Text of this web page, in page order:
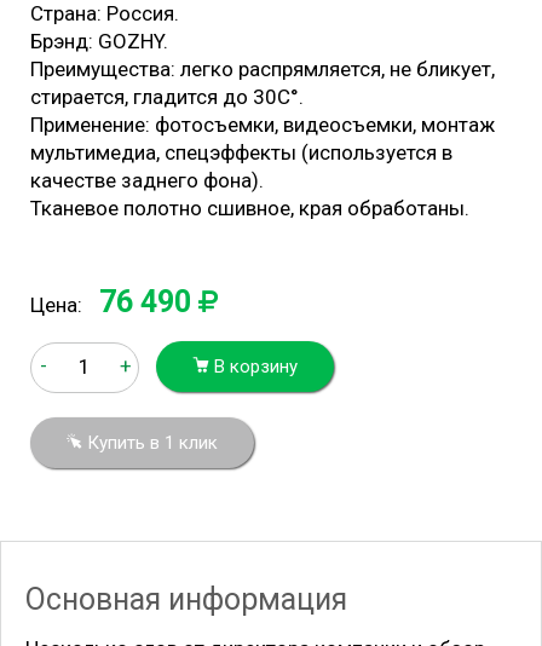
Страна: Россия.
Брэнд: GOZHY.
Преимущества: легко распрямляется, не бликует,
стирается, гладится до 30С°.
Применение: фотосъемки, видеосъемки, монтаж
мультимедиа, спецэффекты (используется в
качестве заднего фона).
Тканевое полотно сшивное, края обработаны.
Цена: 76 490
- + В корзину
Купить в 1 клик
Основная информация